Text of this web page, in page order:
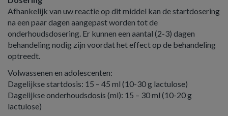
Afhankelijk van uw reactie op dit middel kan de startdosering
na een paar dagen aangepast worden tot de
onderhoudsdosering. Er kunnen een aantal (2-3) dagen
behandeling nodig zijn voordat het effect op de behandeling
optreedt.
Volwassenen en adolescenten:
Dagelijkse startdosis: 15 – 45 ml (10-30 g lactulose)
Dagelijkse onderhoudsdosis (ml): 15 – 30 ml (10-20 g
lactulose)